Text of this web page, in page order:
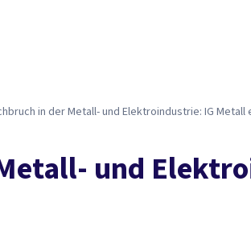
in der Metall- und Elektroindustrie: IG
und